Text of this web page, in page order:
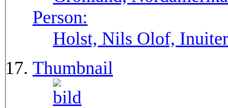
Person:
Holst, Nils Olof, Inuiter
Thumbnail